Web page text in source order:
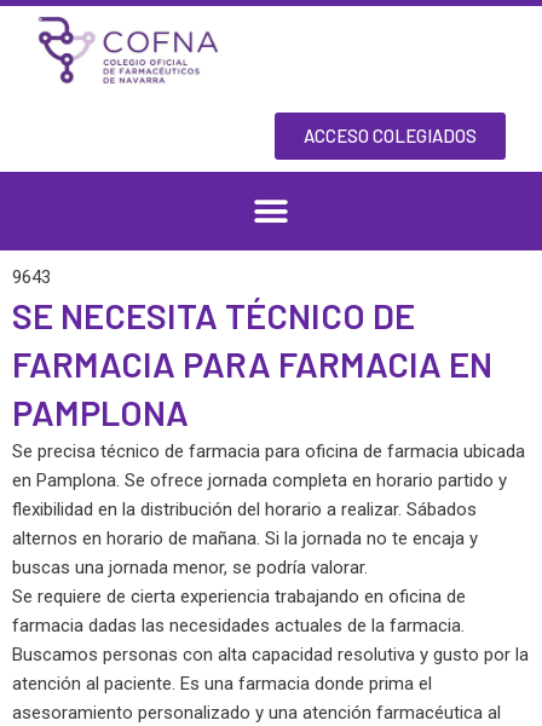
Skip
content
ACCESO COLEGIADOS
9643
SE NECESITA TÉCNICO DE
FARMACIA PARA FARMACIA EN
PAMPLONA
Se precisa técnico de farmacia para oficina de farmacia ubicada
en Pamplona. Se ofrece jornada completa en horario partido y
flexibilidad en la distribución del horario a realizar. Sábados
alternos en horario de mañana. Si la jornada no te encaja y
buscas una jornada menor, se podría valorar.
Se requiere de cierta experiencia trabajando en oficina de
farmacia dadas las necesidades actuales de la farmacia.
Buscamos personas con alta capacidad resolutiva y gusto por la
atención al paciente. Es una farmacia donde prima el
asesoramiento personalizado y una atención farmacéutica al